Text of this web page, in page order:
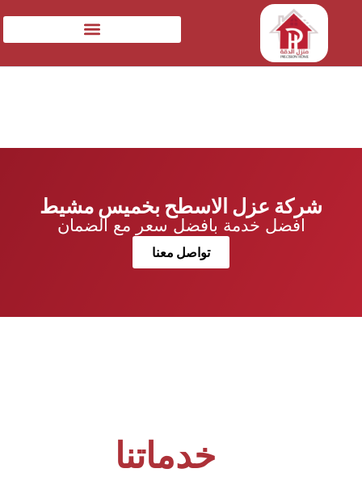
شركة عزل الاسطح بخميس مشيط
افضل خدمة بافضل سعر مع الضمان
تواصل معنا
خدماتنا